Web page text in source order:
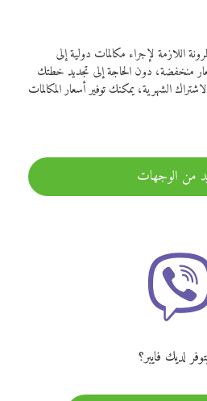
اللازمة لإجراء مكالمات دولية إلى
منخفضة، دون الحاجة إلى تجديد خطتك
الشهرية، يمكنك توفير أسعار المكالمات
من الوجهات
لديك فايبر؟